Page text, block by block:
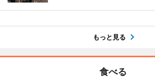
もっと見る
食べる